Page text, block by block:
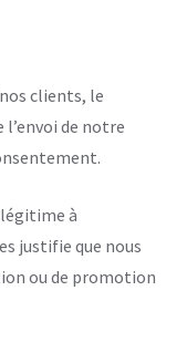
clients, le
de notre
à
justifie que nous
ou de promotion